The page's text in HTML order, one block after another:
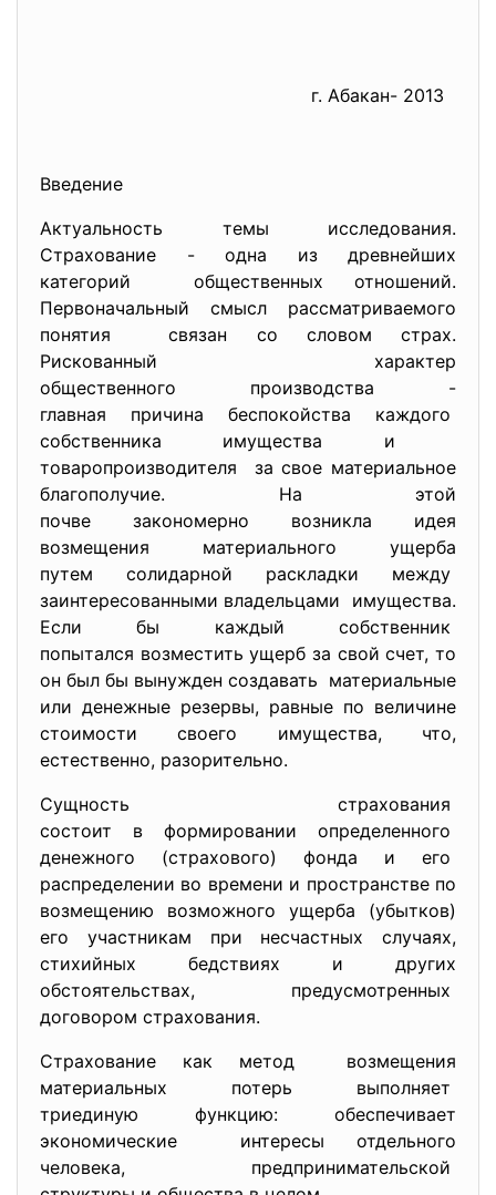
г. Абакан- 2013
Введение
Актуальность темы исследования.
Страхование - одна из древнейших
категорий общественных отношений.
Первоначальный смысл рассматриваемого
понятия связан со словом страх.
Рискованный характер
общественного производства -
главная причина беспокойства каждого
собственника имущества и
товаропроизводителя за свое материальное
благополучие. На этой
почве закономерно возникла идея
возмещения материального ущерба
путем солидарной раскладки между
заинтересованными владельцами имущества.
Если бы каждый собственник
попытался возместить ущерб за свой счет, то
он был бы вынужден создавать материальные
или денежные резервы, равные по величине
стоимости своего имущества, что,
естественно, разорительно.
Сущность страхования
состоит в формировании определенного
денежного (страхового) фонда и его
распределении во времени и пространстве по
возмещению возможного ущерба (убытков)
его участникам при несчастных случаях,
стихийных бедствиях и других
обстоятельствах, предусмотренных
договором страхования.
Страхование как метод возмещения
материальных потерь выполняет
триединую функцию: обеспечивает
экономические интересы отдельного
человека, предпринимательской